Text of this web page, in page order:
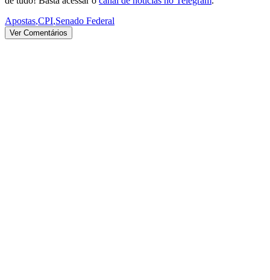
Apostas,CPI,Senado Federal
Ver Comentários